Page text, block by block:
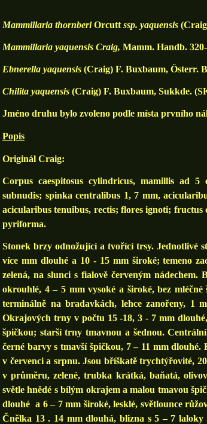
Mammillaria thornberiOrcutt ssp. yaquensis
Mammillaria yaquensis Craig, Mamm. Handb.
Ebnerella yaquensis (Craig) F. Buxbaum, Österr.
Chilita yaquensis (Craig) F. Buxbaum, Sukkde.
Jméno druhu bylo zvoleno podle místa prvního
Popis
Originál Craig:
Corpus caespitosus cylindricus, mamillis ad
subnudis; spinka centralibus 1, 7 mm,
acicularibus tenuibus, rectis; flores ignoti; fructus
pyriforma.
Stonek brzy odnožující a tvořící trsy. Jednotlivé
více mm dlouhé a 10 - 15 mm široké; temeno
zelená, na slunci s fialově červeným
okrouhlé, 4 – 5 mm vysoké a široké, bez
terminálně na bradavkách, lehce zanořeny, 1
Okrajových trny v počtu 15 -18, 3 - 7 mm
špičkou; starší trny tmavnou a šednou.
černé barvy s tmavší špičkou, 7 – 11 mm
v červenci a srpnu. Jsou bříškatě trychtýřovité,
v průměru, zelené, trubka krátká, baňatá,
světle hnědé s bílým okrajem a malou tmavou
dlouhé a 6 – 7 mm široké, lesklé, světlounce
Čnělka 13 . 14 mm dlouhá, blizna s 5 – 7